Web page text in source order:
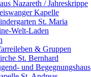
Nazareth / Jahreskrippe
Kapelle
St. Maria
Welt-Laden
& Gruppen
St. Bernhard
und Begegnungshaus